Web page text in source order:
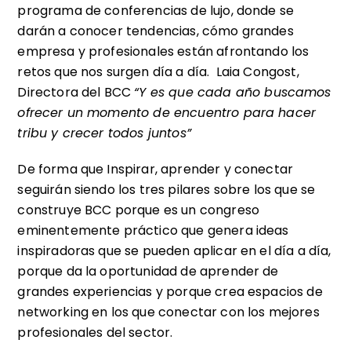
programa de conferencias de lujo, donde se
darán a conocer tendencias, cómo grandes
empresa y profesionales están afrontando los
retos que nos surgen día a día. Laia Congost,
Directora del BCC “Yes que cada año buscamos
ofrecer un momento de encuentro para hacer
tribu y crecer todos juntos”
De forma que Inspirar, aprender y conectar
seguirán siendo los tres pilares sobre los que se
construye BCC porque es un congreso
eminentemente práctico que genera ideas
inspiradoras que se pueden aplicar en el día a día,
porque da la oportunidad de aprender de
grandes experiencias y porque crea espacios de
networking en los que conectar con los mejores
profesionales del sector.